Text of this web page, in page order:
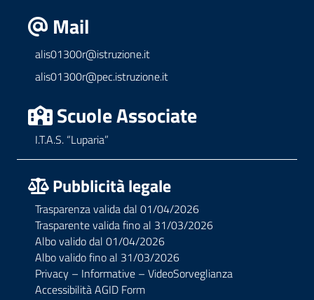
Mail
alis01300r@istruzione.it
alis01300r@pec.istruzione.it
Scuole Associate
I.T.A.S. “Luparia”
Pubblicità legale
Trasparenza valida dal 01/04/2026
Trasparente valida fino al 31/03/2026
Albo valido dal 01/04/2026
Albo valido fino al 31/03/2026
Privacy – Informative – VideoSorveglianza
Accessibilità AGID Form